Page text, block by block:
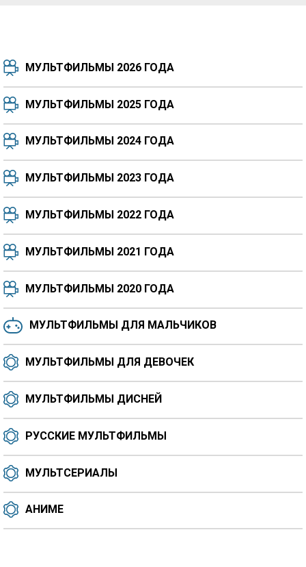
7.5 8.3
8.3
6.5 6.6
8.2
6.0 6.4
МУЛЬТФИЛЬМЫ 2026 ГОДА
МУЛЬТФИЛЬМЫ 2025 ГОДА
МУЛЬТФИЛЬМЫ 2024 ГОДА
МУЛЬТФИЛЬМЫ 2023 ГОДА
МУЛЬТФИЛЬМЫ 2022 ГОДА
МУЛЬТФИЛЬМЫ 2021 ГОДА
МУЛЬТФИЛЬМЫ 2020 ГОДА
МУЛЬТФИЛЬМЫ ДЛЯ МАЛЬЧИКОВ
МУЛЬТФИЛЬМЫ ДЛЯ ДЕВОЧЕК
МУЛЬТФИЛЬМЫ ДИСНЕЙ
РУССКИЕ МУЛЬТФИЛЬМЫ
МУЛЬТСЕРИАЛЫ
АНИМЕ